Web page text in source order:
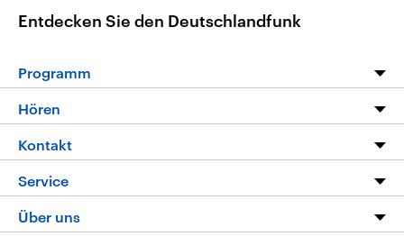
Entdecken Sie den Deutschlandfunk
Programm
Programm
Die Nachrichten
Nachrichtenleicht
Neue Beiträge auf dlf.de
Hören
Livestream
Podcasts
Deutschlandfunk App
Kontakt
Hörerservice
Service
FAQ
Über uns